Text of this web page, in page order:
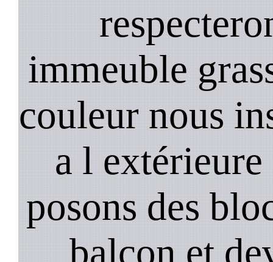
immeuble
couleur nous
a l
posons des
balcon et